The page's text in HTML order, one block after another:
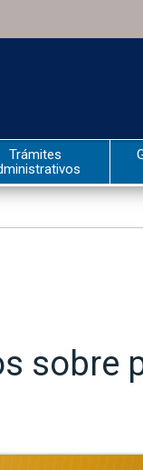
Trámites
sobre